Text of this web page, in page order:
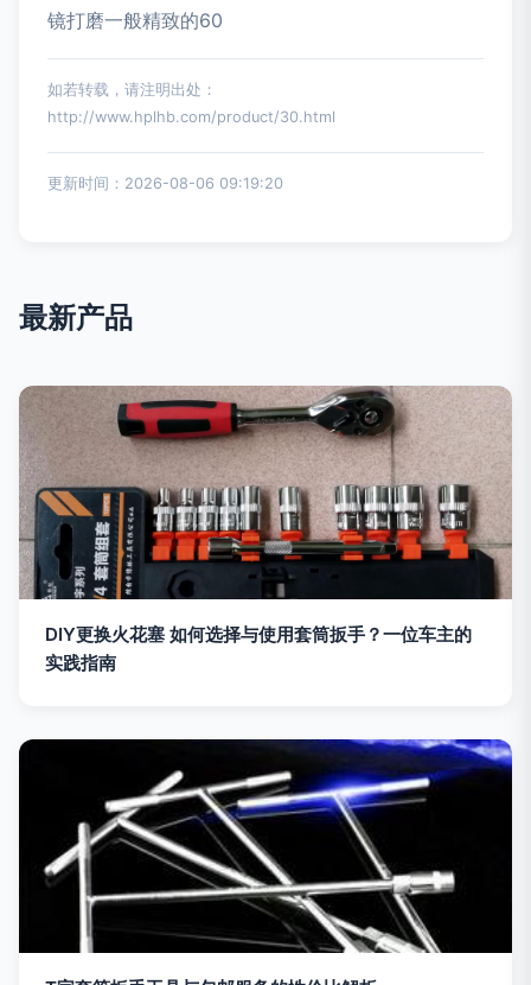
镜打磨一般精致的60
如若转载，请注明出处：
http://www.hplhb.com/product/30.html
更新时间：2026-08-06 09:19:20
最新产品
DIY更换火花塞 如何选择与使用套筒扳手？一位车主的
实践指南